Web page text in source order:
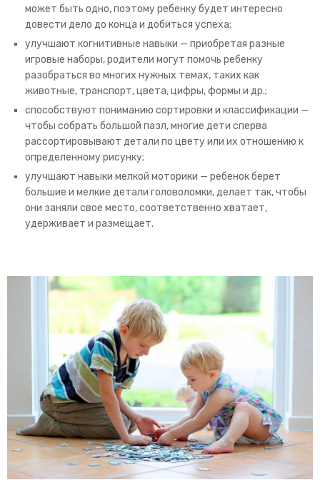
может быть одно, поэтому ребенку будет интересно
довести дело до конца и добиться успеха;
улучшают когнитивные навыки — приобретая разные
игровые наборы, родители могут помочь ребенку
разобраться во многих нужных темах, таких как
животные, транспорт, цвета, цифры, формы и др.;
способствуют пониманию сортировки и классификации —
чтобы собрать большой пазл, многие дети сперва
рассортировывают детали по цвету или их отношению к
определенному рисунку;
улучшают навыки мелкой моторики — ребенок берет
большие и мелкие детали головоломки, делает так, чтобы
они заняли свое место, соответственно хватает,
удерживает и размещает.